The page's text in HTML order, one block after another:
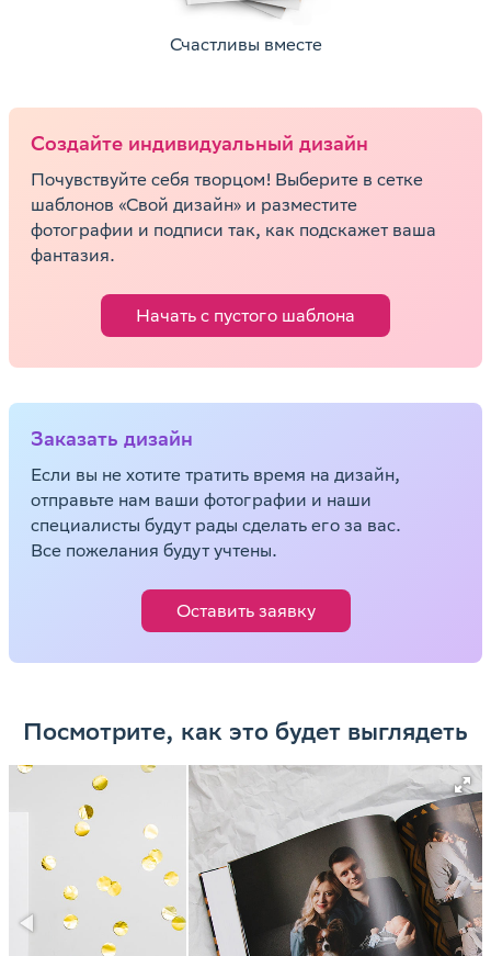
Счастливы вместе
Cоздайте индивидуальный дизайн
Почувствуйте себя творцом! Выберите в сетке
шаблонов «Свой дизайн» и разместите
фотографии и подписи так, как подскажет ваша
фантазия.
Начать с пустого шаблона
Заказать дизайн
Если вы не хотите тратить время на дизайн,
отправьте нам ваши фотографии и наши
специалисты будут рады сделать его за вас.
Все пожелания будут учтены.
Оставить заявку
Посмотрите, как это будет выглядеть